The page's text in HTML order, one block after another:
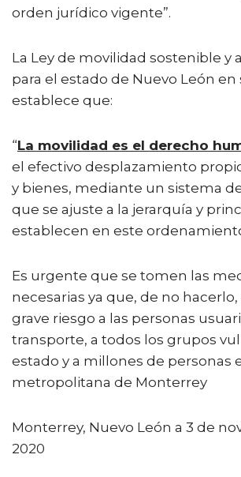
orden jurídico vigente”.
La Ley de movilidad sostenible y
para el estado de Nuevo León en
establece que:
“La movilidad es el derecho
el efectivo desplazamiento
y bienes, mediante un sistema
que se ajuste a la jerarquía y
establecen en este
Es urgente que se tomen las
necesarias ya que, de no
grave riesgo a las personas
transporte, a todos los grupos
estado y a millones de personas
metropolitana de Monterrey
Monterrey, Nuevo León a 3 de
2020